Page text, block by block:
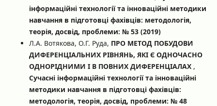
інформаційні технології та інноваційні методики
навчання в підготовці фахівців: методологія,
теорія, досвід, проблеми: № 53 (2019)
Л.А. Вотякова, О.Г. Руда, ПРО МЕТОД ПОБУДОВИ
ДИФЕРЕНЦІАЛЬНИХ РІВНЯНЬ, ЯКІ Є ОДНОЧАСНО
ОДНОРІДНИМИ І В ПОВНИХ ДИФЕРЕНЦІАЛАХ ,
Сучасні інформаційні технології та інноваційні
методики навчання в підготовці фахівців:
методологія, теорія, досвід, проблеми: № 48